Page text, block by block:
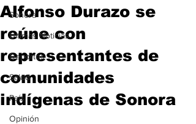
Sonora
Ultimas Noticias
Deportes
Salud
País
Opinión
Alfonso Durazo se
reúne con
representantes de
comunidades
indígenas de Sonora